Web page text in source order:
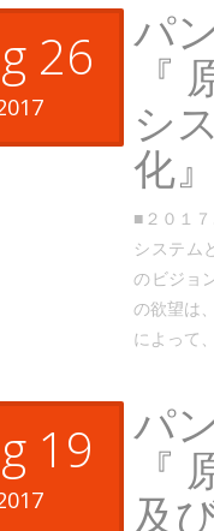
26
パ
『
シ
化』
■２０１
システム
のビジョ
の欲望は
によって
19
パ
『
及